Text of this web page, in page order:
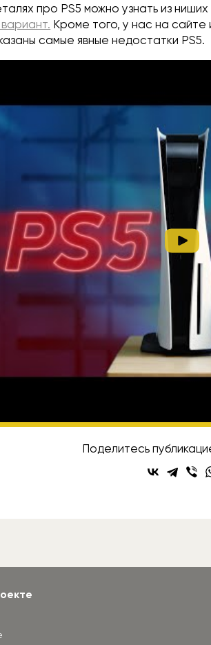
про PS5 можно узнать из
Кроме того, у нас на сайте
самые явные недостатки PS5.
playstation
Поделитесь